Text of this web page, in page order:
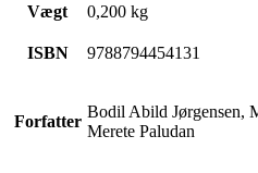
Vægt 0,200 kg
ISBN 9788794454131
Forfatter
Bodil Abild Jørgensen,
Merete Paludan